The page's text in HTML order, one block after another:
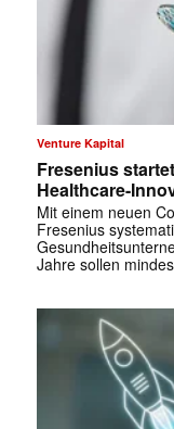
Venture Kapital
Fresenius
Healthcare-
Mit einem neuen
Fresenius
Jahre sollen